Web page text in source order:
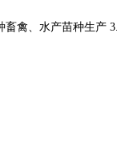
畜禽、水产苗种生产 3.